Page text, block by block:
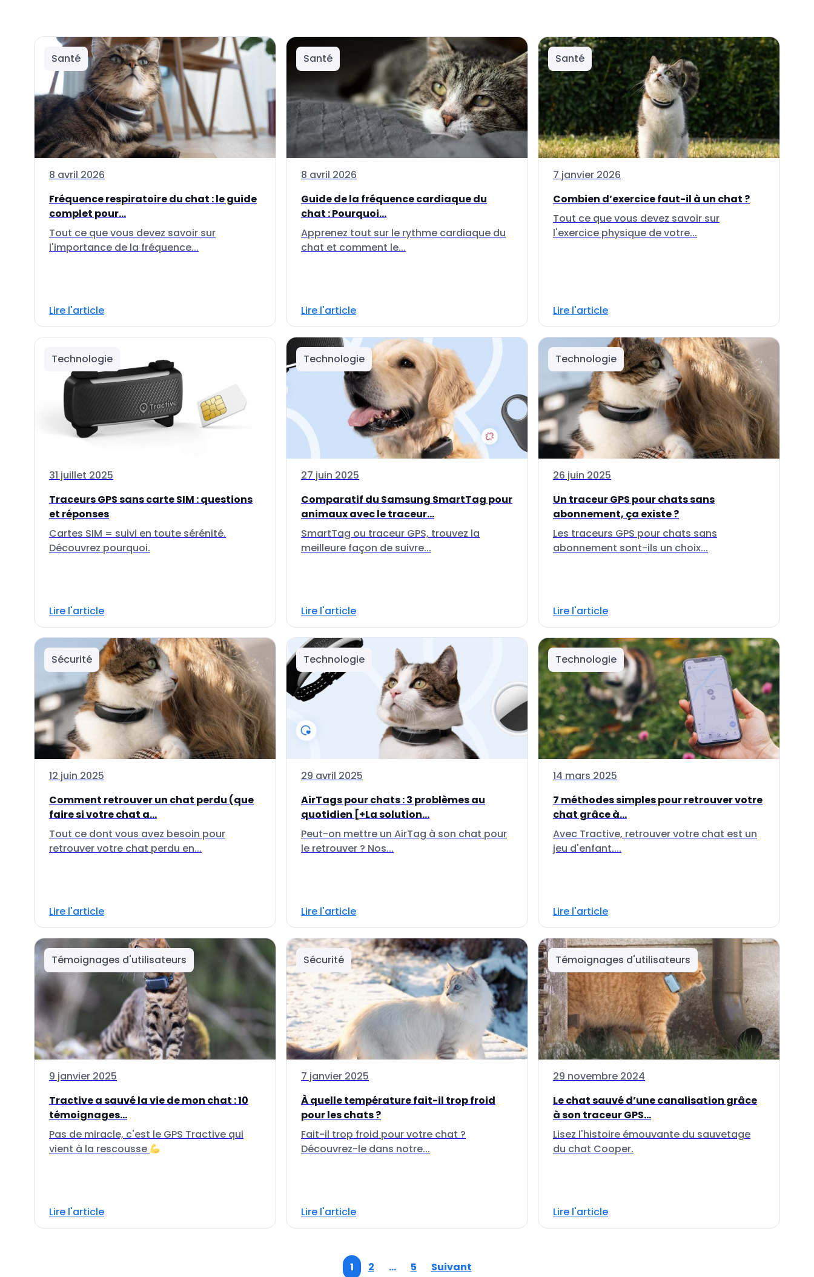
Santé
8 avril 2026
Fréquence respiratoire du chat : le guide
complet pour...
Tout ce que vous devez savoir sur
l'importance de la fréquence...
Lire l'article
Santé
8 avril 2026
Guide de la fréquence cardiaque du
chat : Pourquoi...
Apprenez tout sur le rythme cardiaque du
chat et comment le...
Lire l'article
Santé
7 janvier 2026
Combien d’exercice faut-il à un chat ?
Tout ce que vous devez savoir sur
l'exercice physique de votre...
Lire l'article
Technologie
31 juillet 2025
Traceurs GPS sans carte SIM : questions
et réponses
Cartes SIM = suivi en toute sérénité.
Découvrez pourquoi.
Lire l'article
Technologie
27 juin 2025
Comparatif du Samsung SmartTag pour
animaux avec le traceur...
SmartTag ou traceur GPS, trouvez la
meilleure façon de suivre...
Lire l'article
Technologie
26 juin 2025
Un traceur GPS pour chats sans
abonnement, ça existe ?
Les traceurs GPS pour chats sans
abonnement sont-ils un choix...
Lire l'article
Sécurité
12 juin 2025
Comment retrouver un chat perdu (que
faire si votre chat a...
Tout ce dont vous avez besoin pour
retrouver votre chat perdu en...
Lire l'article
Technologie
29 avril 2025
AirTags pour chats : 3 problèmes au
quotidien [+La solution...
Peut-on mettre un AirTag à son chat pour
le retrouver ? Nos...
Lire l'article
Technologie
14 mars 2025
7 méthodes simples pour retrouver votre
chat grâce à...
Avec Tractive, retrouver votre chat est un
jeu d'enfant....
Lire l'article
Témoignages d'utilisateurs
9 janvier 2025
Tractive a sauvé la vie de mon chat : 10
témoignages...
Pas de miracle, c'est le GPS Tractive qui
vient à la rescousse
Lire l'article
Sécurité
7 janvier 2025
À quelle température fait-il trop froid
pour les chats ?
Fait-il trop froid pour votre chat ?
Découvrez-le dans notre...
Lire l'article
Témoignages d'utilisateurs
29 novembre 2024
Le chat sauvé d’une canalisation grâce
à son traceur GPS...
Lisez l'histoire émouvante du sauvetage
du chat Cooper.
Lire l'article
1 2 … 5 Suivant